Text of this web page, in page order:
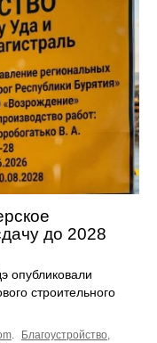
до 2028
опубликовали
строительного
. Благоустройство,